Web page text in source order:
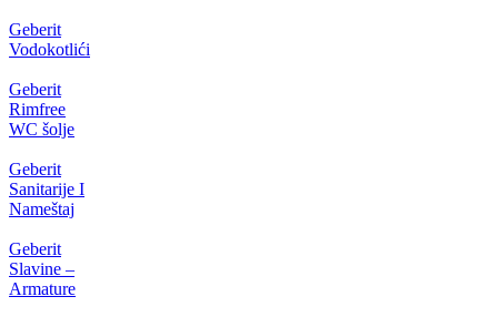
Geberit
Vodokotlići
Geberit
Rimfree
WC šolje
Geberit
Sanitarije I
Nameštaj
Geberit
Slavine –
Armature